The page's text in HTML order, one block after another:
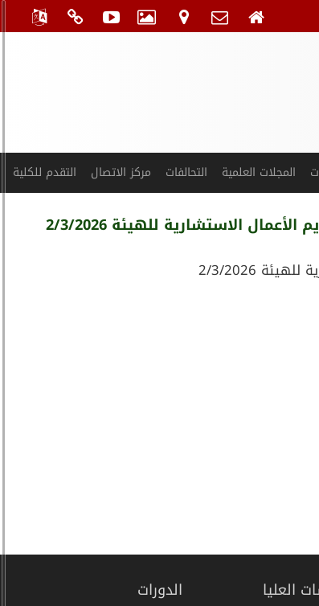
المجلات العلمية التحالفات مركز الاتصال التقدم للكلية
الاستشارية للهيئة 2/3/2026
2/3/2026
العليا الدورات